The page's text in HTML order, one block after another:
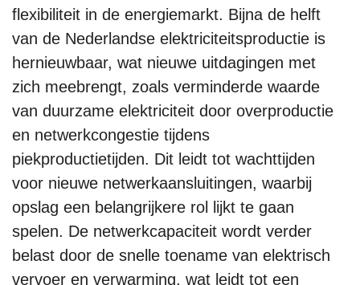
flexibiliteit in de energiemarkt. Bijna de helft
van de Nederlandse elektriciteitsproductie is
hernieuwbaar, wat nieuwe uitdagingen met
zich meebrengt, zoals verminderde waarde
van duurzame elektriciteit door overproductie
en netwerkcongestie tijdens
piekproductietijden. Dit leidt tot wachttijden
voor nieuwe netwerkaansluitingen, waarbij
opslag een belangrijkere rol lijkt te gaan
spelen. De netwerkcapaciteit wordt verder
belast door de snelle toename van elektrisch
vervoer en verwarming, wat leidt tot een